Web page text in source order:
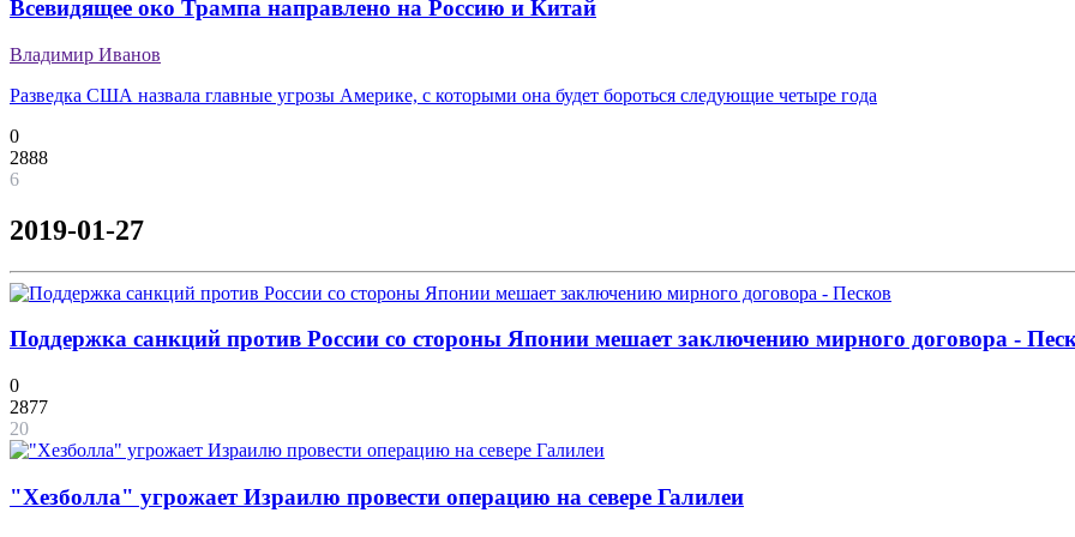
Всевидящее око Трампа направлено на Россию и Китай
Владимир Иванов
Разведка США назвала главные угрозы Америке, с которыми она будет бороться следующие четыре года
0
2888
6
2019-01-27
Поддержка санкций против России со стороны Японии мешает заключению мирного договора -
0
2877
20
"Хезболла" угрожает Израилю провести операцию на севере Галилеи